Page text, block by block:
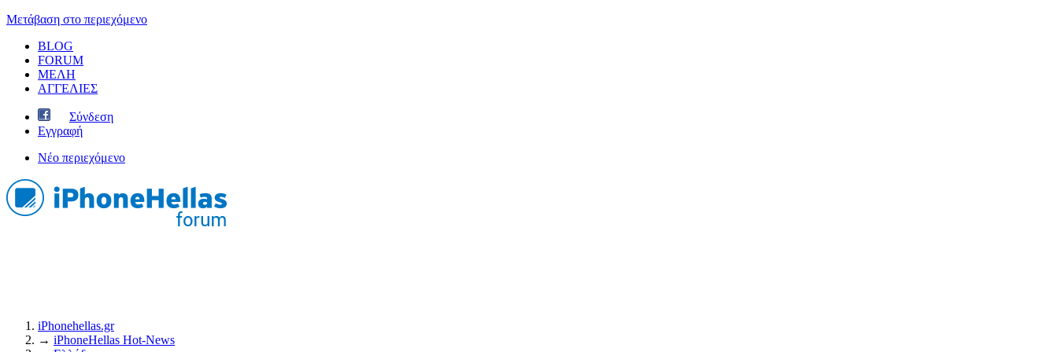
Μετάβαση στο περιεχόμενο
BLOG
FORUM
ΜΕΛΗ
ΑΓΓΕΛΙΕΣ
Σύνδεση
Εγγραφή
Νέο περιεχόμενο
iPhonehellas.gr
→ iPhoneHellas Ηot-News